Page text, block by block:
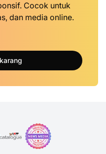
Cocok untuk
dan media online.